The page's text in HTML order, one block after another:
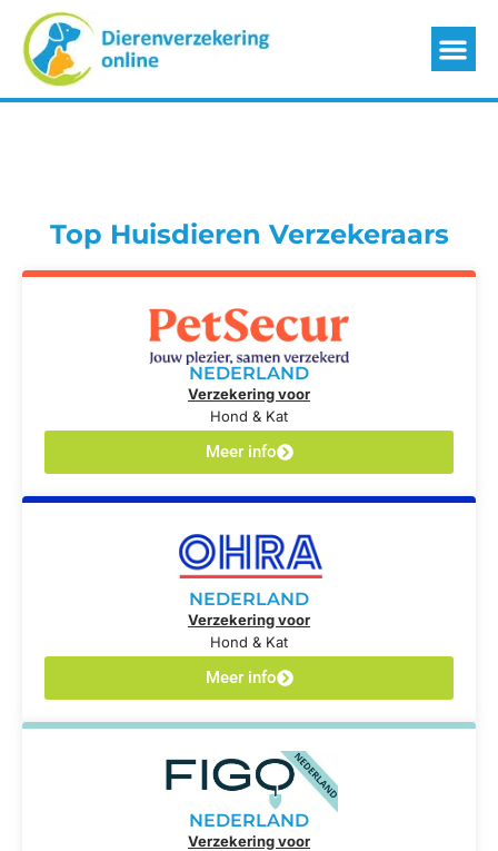
Top Huisdieren Verzekeraars
NEDERLAND
Verzekering voor
Hond & Kat
Meer info
NEDERLAND
Verzekering voor
Hond & Kat
Meer info
NEDERLAND
Verzekering voor